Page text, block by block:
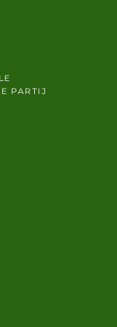
PARTIJ